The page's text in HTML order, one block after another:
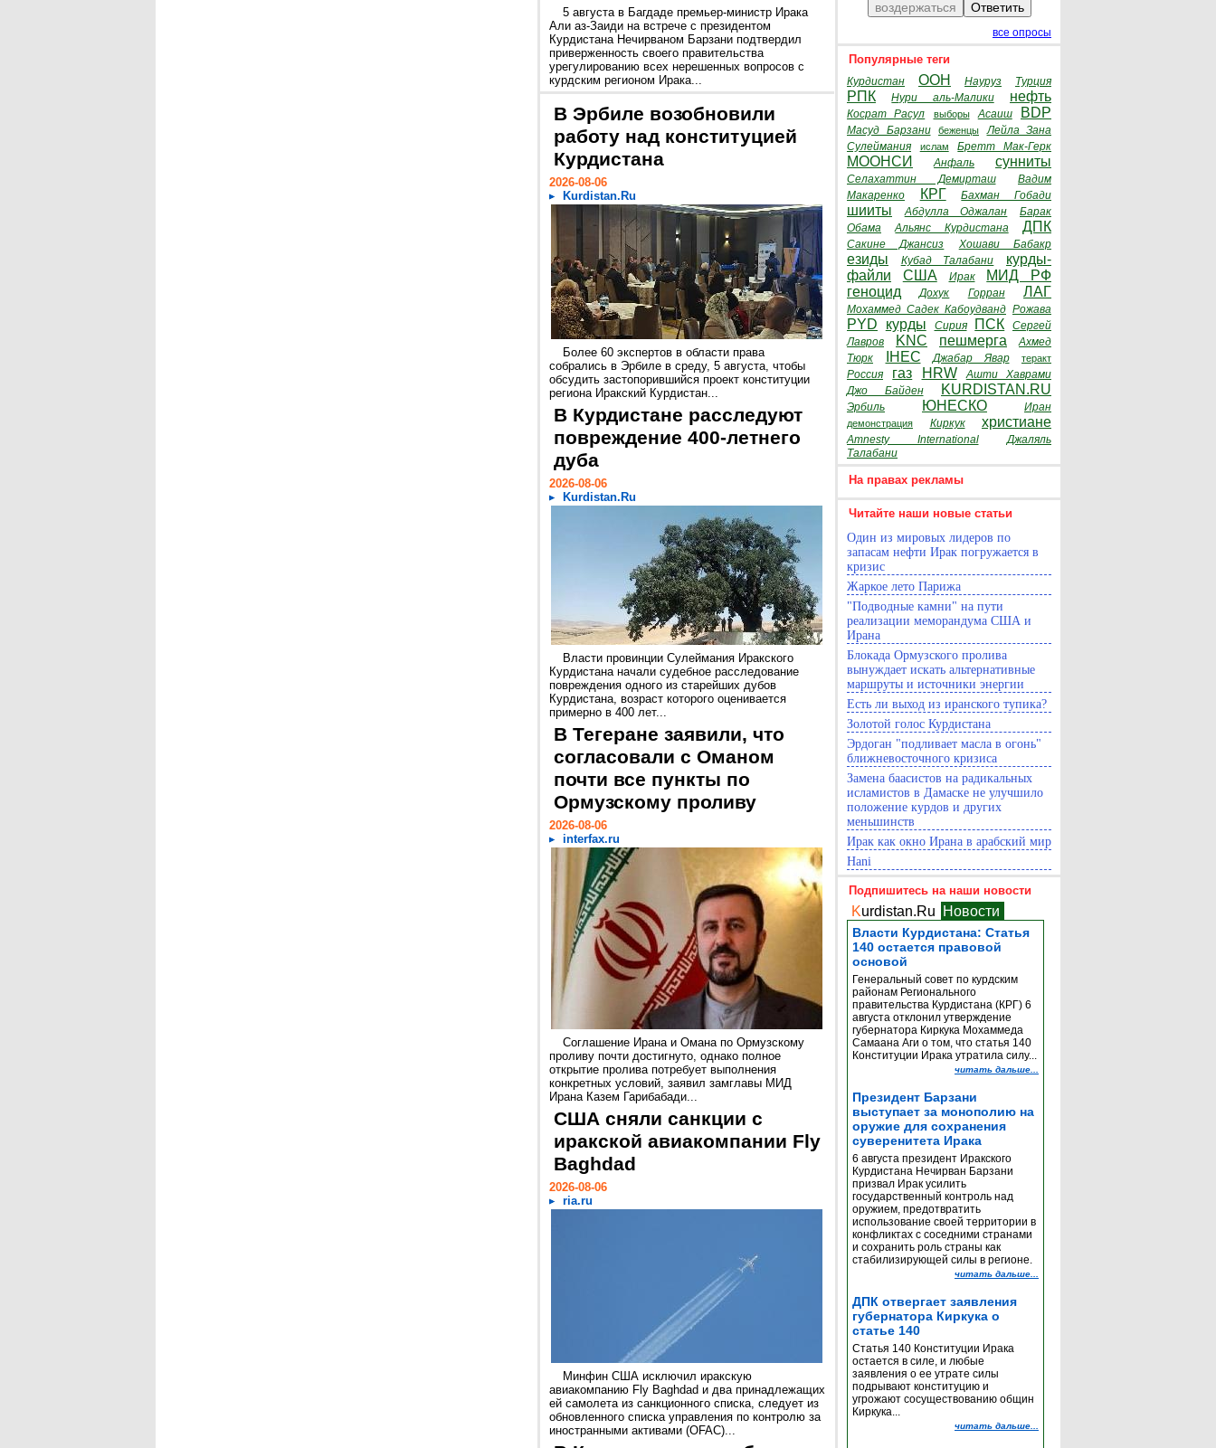
5 августа в Багдаде премьер-министр Ирака
Али аз-Заиди на встрече с президентом
Курдистана Нечирваном Барзани подтвердил
приверженность своего правительства
урегулированию всех нерешенных вопросов с
курдским регионом Ирака...
В Эрбиле возобновили
работу над конституцией
Курдистана
2026-08-06
Kurdistan.Ru
Более 60 экспертов в области права
собрались в Эрбиле в среду, 5 августа, чтобы
обсудить застопорившийся проект конституции
региона Иракский Курдистан...
В Курдистане расследуют
повреждение 400-летнего
дуба
2026-08-06
Kurdistan.Ru
Власти провинции Сулеймания Иракского
Курдистана начали судебное расследование
повреждения одного из старейших дубов
Курдистана, возраст которого оценивается
примерно в 400 лет...
В Тегеране заявили, что
согласовали с Оманом
почти все пункты по
Ормузскому проливу
2026-08-06
interfax.ru
Соглашение Ирана и Омана по Ормузскому
проливу почти достигнуто, однако полное
открытие пролива потребует выполнения
конкретных условий, заявил замглавы МИД
Ирана Казем Гарибабади...
США сняли санкции с
иракской авиакомпании Fly
Baghdad
2026-08-06
ria.ru
Минфин США исключил иракскую
авиакомпанию Fly Baghdad и два принадлежащих
ей самолета из санкционного списка, следует из
обновленного списка управления по контролю за
иностранными активами (OFAC)...
все опросы
Популярные теги
Курдистан ООН Науруз Турция
РПК Нури аль-Малики нефть
Косрат Расул выборы Асаиш BDP
Масуд Барзани беженцы
Лейла Зана
Сулеймания
ислам Бретт Мак-Герк
МООНСИ Анфаль сунниты
Селахаттин Демирташ
Вадим
Макаренко
КРГ Бахман Гобади
шииты Абдулла Оджалан
Барак
Обама
Альянс Курдистана ДПК
Сакине Джансиз Хошави Бабакр
езиды Кубад Талабани
курды-
файли
США Ирак
МИД РФ
геноцид
Дохук Горран ЛАГ
Мохаммед Садек Кабоудванд Рожава
PYD курды Сирия ПСК
Сергей
Лавров
KNC пешмерга
Ахмед
Тюрк
IHEC Джабар Явар теракт
Россия газ HRW
Ашти Хаврами
Джо Байден
KURDISTAN.RU
Эрбиль ЮНЕСКО Иран
демонстрация Киркук христиане
Amnesty International
Джаляль
Талабани
На правах рекламы
Читайте наши новые статьи
Один из мировых лидеров по
запасам нефти Ирак погружается в
кризис
Жаркое лето Парижа
"Подводные камни" на пути
реализации меморандума США и
Ирана
Блокада Ормузского пролива
вынуждает искать альтернативные
маршруты и источники энергии
Есть ли выход из иранского тупика?
Золотой голос Курдистана
Эрдоган "подливает масла в огонь"
ближневосточного кризиса
Замена баасистов на радикальных
исламистов в Дамаске не улучшило
положение курдов и других
меньшинств
Ирак как окно Ирана в арабский мир
Hani
Подпишитесь на наши новости
Kurdistan.Ru Новости
Власти Курдистана: Статья
140 остается правовой
основой
Генеральный совет по курдским
районам Регионального
правительства Курдистана (КРГ) 6
августа отклонил утверждение
губернатора Киркука Мохаммеда
Самаана Аги о том, что статья 140
Конституции Ирака утратила силу...
читать дальше...
Президент Барзани
выступает за монополию на
оружие для сохранения
суверенитета Ирака
6 августа президент Иракского
Курдистана Нечирван Барзани
призвал Ирак усилить
государственный контроль над
оружием, предотвратить
использование своей территории в
конфликтах с соседними странами
и сохранить роль страны как
стабилизирующей силы в регионе.
читать дальше...
ДПК отвергает заявления
губернатора Киркука о
статье 140
Статья 140 Конституции Ирака
остается в силе, и любые
заявления о ее утрате силы
подрывают конституцию и
угрожают сосуществованию общин
Киркука...
читать дальше...